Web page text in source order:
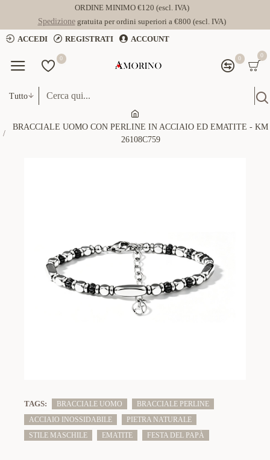
ORDINE MINIMO €120 (escl. IVA)
Spedizionegratuita per ordini superiori a €800 (escl. IVA)
ACCEDI
REGISTRATI ACCOUNT
0 0 0
Tutto
BRACCIALE UOMO CON PERLINE IN ACCIAIO ED EMATITE - KM
26108C759
TAGS: BRACCIALE UOMO
BRACCIALE PERLINE
ACCIAIO INOSSIDABILE
PIETRA NATURALE
STILE MASCHILE
EMATITE FESTA DEL PAPÀ